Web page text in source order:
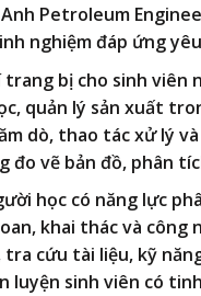
Petroleum
nghiệm đáp ứng
trang bị cho sinh viên
quản lý sản xuất
dò, thao tác xử lý
đo vẽ bản đồ, phân
học có năng lực
khai thác và công
tra cứu tài liệu, kỹ
luyện sinh viên có